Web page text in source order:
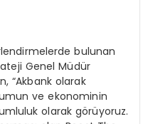
bulunan
Genel Müdür
“Akbank olarak
ve ekonominin
olarak görüyoruz.